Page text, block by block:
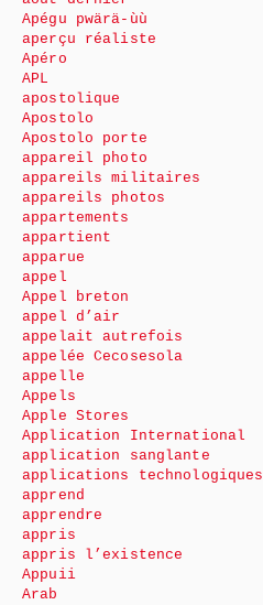
Apégu pwärä-ùù
aperçu réaliste
Apéro
APL
apostolique
Apostolo
Apostolo porte
appareil photo
appareils militaires
appareils photos
appartements
appartient
apparue
appel
Appel breton
appel d’air
appelait autrefois
appelée Cecosesola
appelle
Appels
Apple Stores
Application International
application sanglante
applications technologiques
apprend
apprendre
appris
appris l’existence
Appuii
Arab